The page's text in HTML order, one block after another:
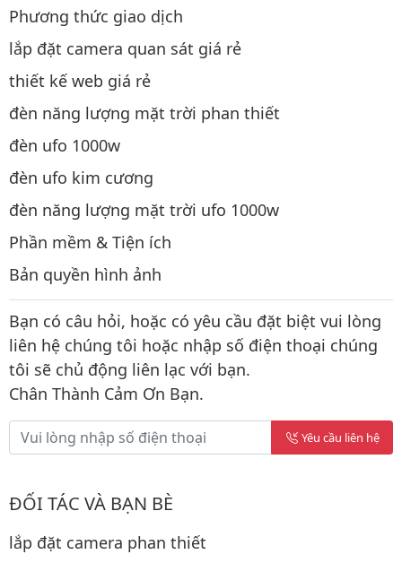
Phương thức giao dịch
lắp đặt camera quan sát giá rẻ
thiết kế web giá rẻ
đèn năng lượng mặt trời phan thiết
đèn ufo 1000w
đèn ufo kim cương
đèn năng lượng mặt trời ufo 1000w
Phần mềm & Tiện ích
Bản quyền hình ảnh
Bạn có câu hỏi, hoặc có yêu cầu đặt biệt vui lòng
liên hệ chúng tôi hoặc nhập số điện thoại chúng
tôi sẽ chủ động liên lạc với bạn.
Chân Thành Cảm Ơn Bạn.
Yêu cầu liên hệ
ĐỐI TÁC VÀ BẠN BÈ
lắp đặt camera phan thiết